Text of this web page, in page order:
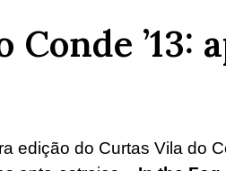
’13:
edição do Curtas Vila do